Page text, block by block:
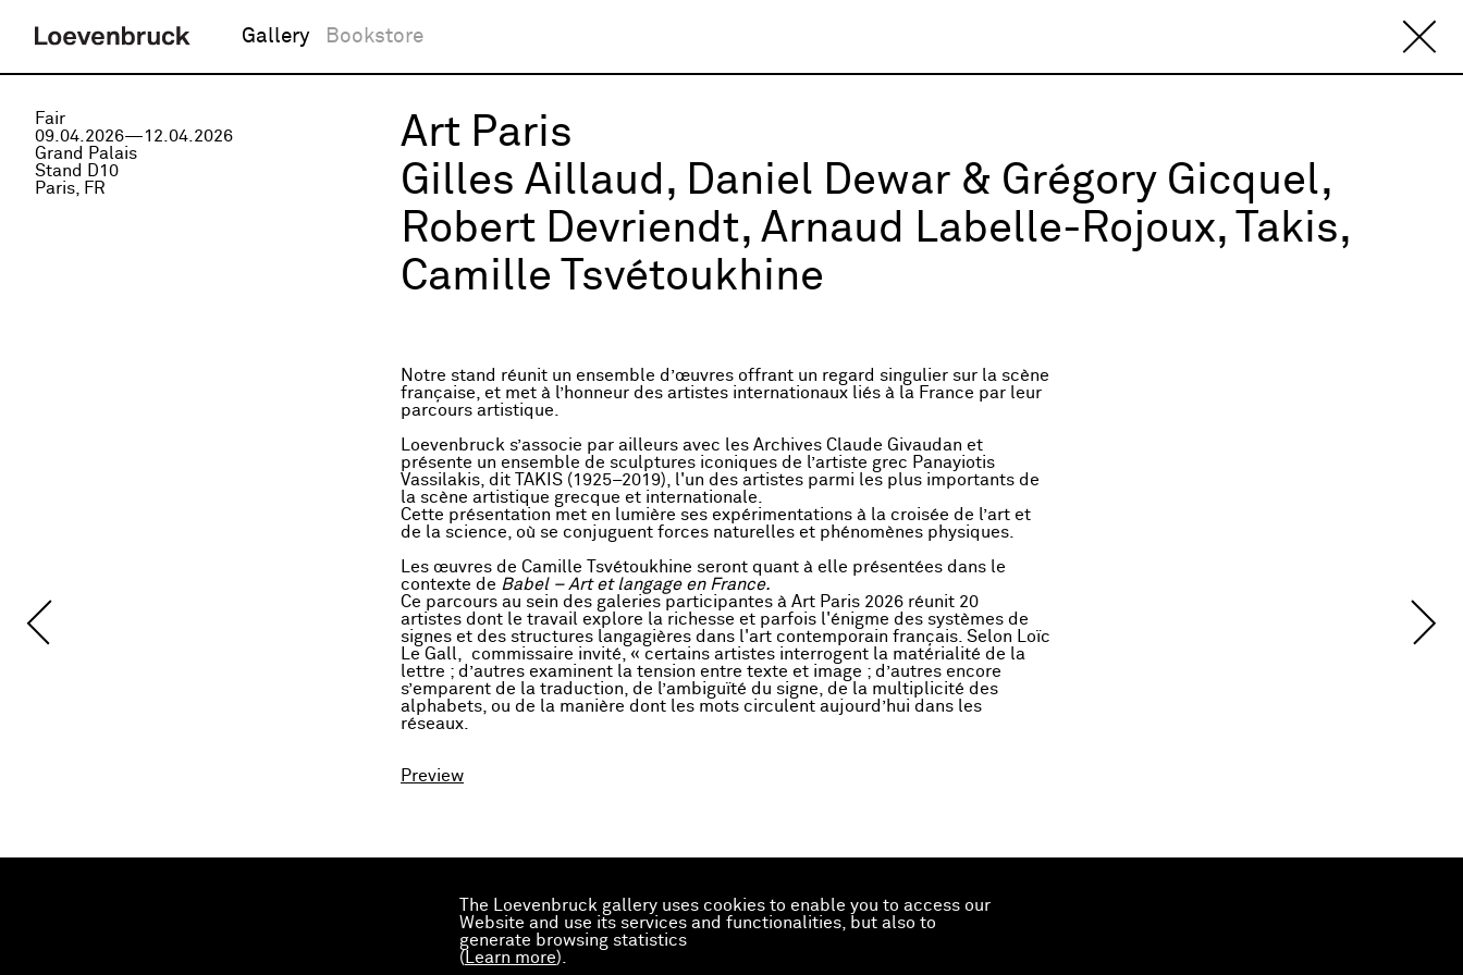
The Loevenbruck gallery uses cookies to enable you to access our
Website and use its services and functionalities, but also to
generate browsing statistics
( Learn more).
Gallery Bookstore
Fair
09.04.2026—12.04.2026
Grand Palais
Stand D10
Paris, FR
Art Paris
Gilles Aillaud, Daniel Dewar & Grégory Gicquel,
Robert Devriendt, Arnaud Labelle-Rojoux, Takis,
Camille Tsvétoukhine
Notre stand réunit un ensemble d’œuvres offrant un regard singulier sur la scène
française, et met à l’honneur des artistes internationaux liés à la France par leur
parcours artistique.
Loevenbruck s’associe par ailleurs avec les Archives Claude Givaudan et
présente un ensemble de sculptures iconiques de l’artiste grec Panayiotis
Vassilakis, dit TAKIS (1925–2019), l'un des artistes parmi les plus importants de
la scène artistique grecque et internationale.
Cette présentation met en lumière ses expérimentations à la croisée de l’art et
de la science, où se conjuguent forces naturelles et phénomènes physiques.
Les œuvres de Camille Tsvétoukhine seront quant à elle présentées dans le
contexte de Babel – Art et langage en France.
Ce parcours au sein des galeries participantes à Art Paris 2026 réunit 20
artistes dont le travail explore la richesse et parfois l'énigme des systèmes de
signes et des structures langagières dans l'art contemporain français. Selon Loïc
Le Gall, commissaire invité, « certains artistes interrogent la matérialité de la
lettre ; d’autres examinent la tension entre texte et image ; d’autres encore
s’emparent de la traduction, de l’ambiguïté du signe, de la multiplicité des
alphabets, ou de la manière dont les mots circulent aujourd’hui dans les
réseaux.
Preview